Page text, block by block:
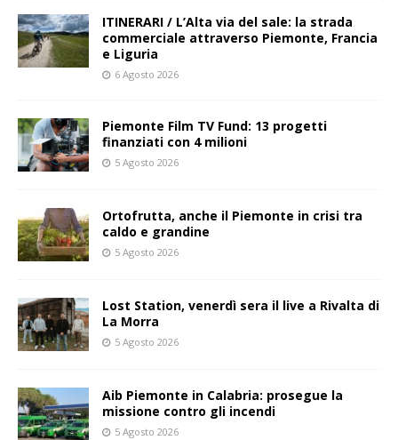
ITINERARI / L’Alta via del sale: la strada
commerciale attraverso Piemonte, Francia
e Liguria
6 Agosto 2026
Piemonte Film TV Fund: 13 progetti
finanziati con 4 milioni
5 Agosto 2026
Ortofrutta, anche il Piemonte in crisi tra
caldo e grandine
5 Agosto 2026
Lost Station, venerdì sera il live a Rivalta di
La Morra
5 Agosto 2026
Aib Piemonte in Calabria: prosegue la
missione contro gli incendi
5 Agosto 2026